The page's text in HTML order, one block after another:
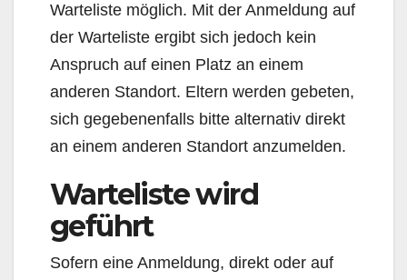
Warteliste möglich. Mit der Anmeldung auf
der Warteliste ergibt sich jedoch kein
Anspruch auf einen Platz an einem
anderen Standort. Eltern werden gebeten,
sich gegebenenfalls bitte alternativ direkt
an einem anderen Standort anzumelden.
Warteliste wird
geführt
Sofern eine Anmeldung, direkt oder auf